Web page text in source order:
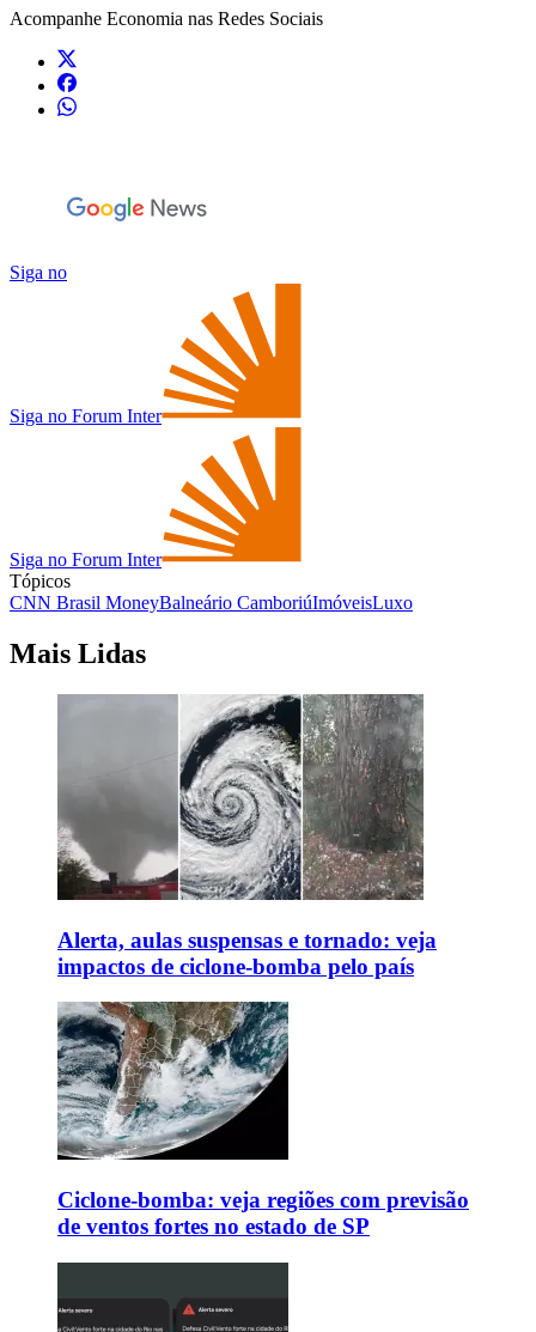
Acompanhe Economia nas Redes Sociais
Siga no
Siga no Forum Inter
Siga no Forum Inter
Tópicos
CNN Brasil MoneyBalneário CamboriúImóveisLuxo
Mais Lidas
Alerta, aulas suspensas e tornado: veja
impactos de ciclone-bomba pelo país
Ciclone-bomba: veja regiões com previsão
de ventos fortes no estado de SP